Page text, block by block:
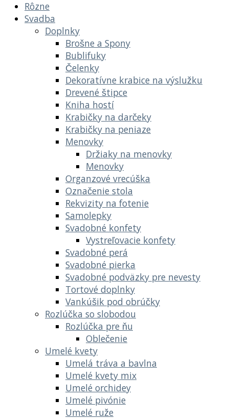
Rôzne
Svadba
Doplnky
Brošne a Spony
Bublifuky
Čelenky
Dekoratívne krabice na výslužku
Drevené štipce
Kniha hostí
Krabičky na darčeky
Krabičky na peniaze
Menovky
Držiaky na menovky
Menovky
Organzové vrecúška
Označenie stola
Rekvizity na fotenie
Samolepky
Svadobné konfety
Vystreľovacie konfety
Svadobné perá
Svadobné pierka
Svadobné podväzky pre nevesty
Tortové doplnky
Vankúšik pod obrúčky
Rozlúčka so slobodou
Rozlúčka pre ňu
Oblečenie
Umelé kvety
Umelá tráva a bavlna
Umelé kvety mix
Umelé orchidey
Umelé pivónie
Umelé ruže